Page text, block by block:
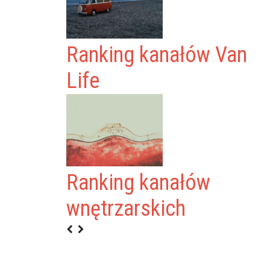
Ranking kanałów Van
Life
Ranking kanałów
wnętrzarskich